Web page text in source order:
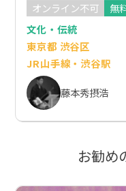
オンライン不可
無
文化・伝統
東京都 渋谷区
JR山手線・渋谷駅
藤本秀摂浩
お勧め